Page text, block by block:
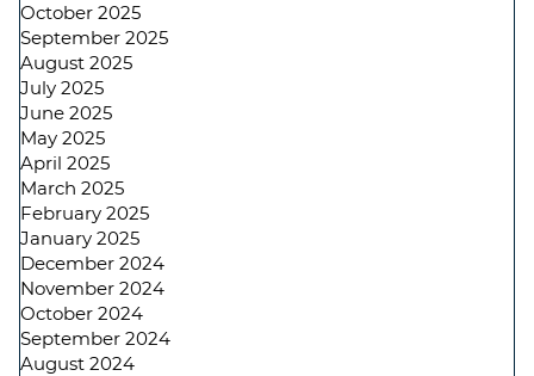
October 2025
September 2025
August 2025
July 2025
June 2025
May 2025
April 2025
March 2025
February 2025
January 2025
December 2024
November 2024
October 2024
September 2024
August 2024